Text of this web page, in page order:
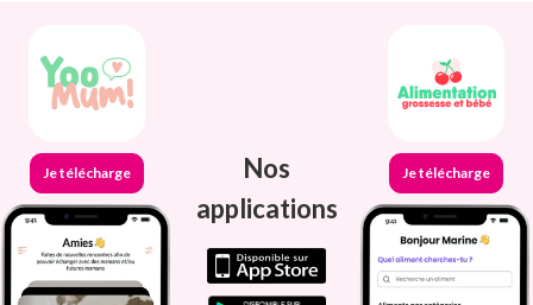
Je télécharge
Nos
applications
Je télécharge